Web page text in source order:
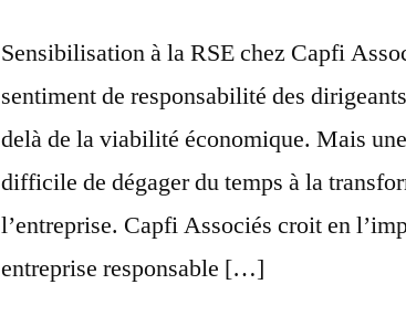
Sensibilisation à la RSE chez Capfi
sentiment de responsabilité des
delà de la viabilité économique. Mais
difficile de dégager du temps à la
l’entreprise. Capfi Associés croit en
entreprise responsable […]